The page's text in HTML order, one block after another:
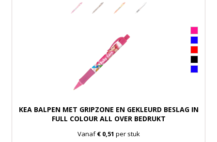
KEA BALPEN MET GRIPZONE EN GEKLEURD BESLAG IN
FULL COLOUR ALL OVER BEDRUKT
Vanaf€ 0,51 per stuk